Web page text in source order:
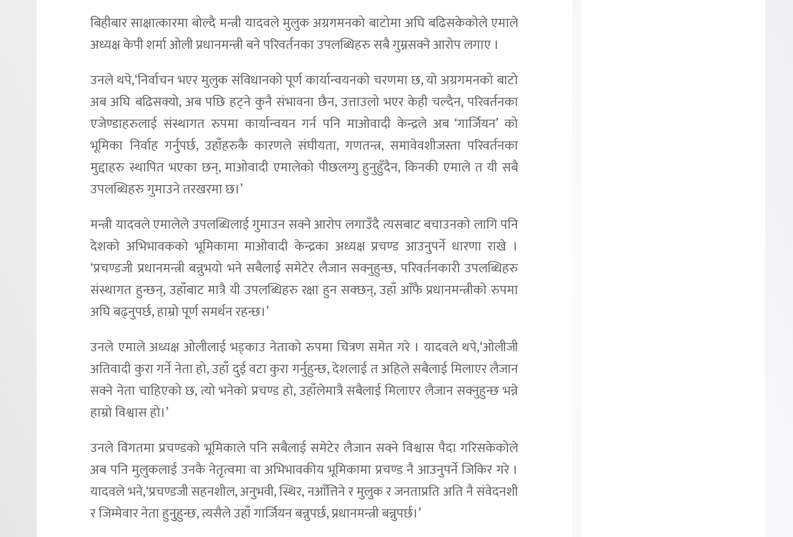
बिहीबार साक्षात्कारमा बोल्दै मन्त्री यादवले मुलुक अग्रगमनको बाटोमा अघि बढिसकेकोले एमाले
अध्यक्ष केपी शर्मा ओली प्रधानमन्त्री बने परिवर्तनका उपलब्धिहरु सबै गुम्नसक्ने आरोप लगाए ।
उनले थपे,‘निर्वाचन भएर मुलुक संविधानको पूर्ण कार्यान्वयनको चरणमा छ, यो अग्रगमनको बाटो
अब अघि बढिसक्यो, अब पछि हट्ने कुनै संभावना छैन, उत्ताउलो भएर केही चल्दैन, परिवर्तनका
एजेण्डाहरुलाई संस्थागत रुपमा कार्यान्वयन गर्न पनि माओवादी केन्द्रले अब ‘गार्जियन’ को
भूमिका निर्वाह गर्नुपर्छ, उहाँहरुकै कारणले संघीयता, गणतन्त्र, समावेवशीजस्ता परिवर्तनका
मुद्दाहरु स्थापित भएका छन्, माओवादी एमालेको पीछलग्गु हुनुहुँदैन, किनकी एमाले त यी सबै
उपलब्धिहरु गुमाउने तरखरमा छ।’
मन्त्री यादवले एमालेले उपलब्धिलाई गुमाउन सक्ने आरोप लगाउँदै त्यसबाट बचाउनको लागि पनि
देशको अभिभावकको भूमिकामा माओवादी केन्द्रका अध्यक्ष प्रचण्ड आउनुपर्ने धारणा राखे ।
‘प्रचण्डजी प्रधानमन्त्री बन्नुभयो भने सबैलाई समेटेर लैजान सक्नुहुन्छ, परिवर्तनकारी उपलब्धिहरु
संस्थागत हुन्छन्, उहाँबाट मात्रै यी उपलब्धिहरु रक्षा हुन सक्छन्, उहाँ आँफै प्रधानमन्त्रीको रुपमा
अघि बढ्नुपर्छ, हाम्रो पूर्ण समर्थन रहन्छ।’
उनले एमाले अध्यक्ष ओलीलाई भड्काउ नेताको रुपमा चित्रण समेत गरे । यादवले थपे,‘ओलीजी
अतिवादी कुरा गर्ने नेता हो, उहाँ दुई वटा कुरा गर्नुहुन्छ, देशलाई त अहिले सबैलाई मिलाएर लैजान
सक्ने नेता चाहिएको छ, त्यो भनेको प्रचण्ड हो, उहाँलेमात्रै सबैलाई मिलाएर लैजान सक्नुहुन्छ भन्ने
हाम्रो विश्वास हो।’
उनले विगतमा प्रचण्डको भूमिकाले पनि सबैलाई समेटेर लैजान सक्ने विश्वास पैदा गरिसकेकोले
अब पनि मुलुकलाई उनकै नेतृत्वमा वा अभिभावकीय भूमिकामा प्रचण्ड नै आउनुपर्ने जिकिर गरे ।
यादवले भने,‘प्रचण्डजी सहनशील, अनुभवी, स्थिर, नआँत्तिने र मुलुक र जनताप्रति अति नै संवेदनशी
र जिम्मेवार नेता हुनुुहुन्छ, त्यसैले उहाँ गार्जियन बन्नुपर्छ, प्रधानमन्त्री बन्नुपर्छ।’